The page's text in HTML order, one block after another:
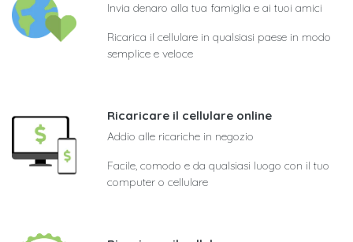
Invia denaro alla tua famiglia e ai tuoi amici
Ricarica il cellulare in qualsiasi paese in modo
semplice e veloce
Ricaricare il cellulare online
Addio alle ricariche in negozio
Facile, comodo e da qualsiasi luogo con il tuo
computer o cellulare